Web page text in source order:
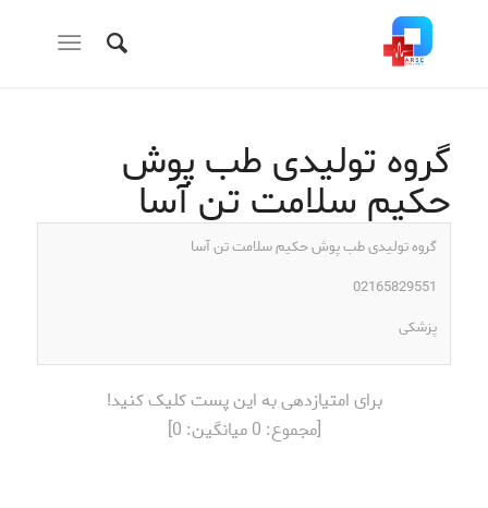
گروه تولیدی طب پوش
حکیم سلامت تن آسا
گروه تولیدی طب پوش حکیم سلامت تن آسا
02165829551
پزشکی
برای امتیازدهی به این پست کلیک کنید!
[مجموع: 0میانگین: 0
]